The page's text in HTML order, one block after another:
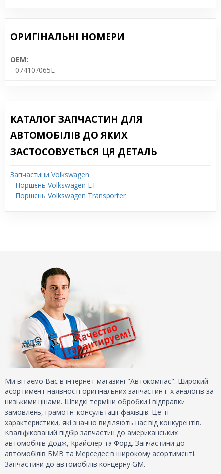
ОРИГІНАЛЬНІ НОМЕРИ
OEM:
074107065E
КАТАЛОГ ЗАПЧАСТИН ДЛЯ
АВТОМОБІЛІВ ДО ЯКИХ
ЗАСТОСОВУЄТЬСЯ ЦЯ ДЕТАЛЬ
Запчастини Volkswagen
Поршень Volkswagen LT
Поршень Volkswagen Transporter
Ми вітаємо Вас в інтернет магазині "Автокомпас". Широкий
асортимент наявності оригінальних запчастин і їх аналогів за
низькими цінами. Швидкі терміни обробки і відправки
замовлень, грамотні консультації фахівців. Це ті
характеристики, які значно виділяють нас від конкурентів.
Кваліфікований підбір запчастин до американських
автомобілів Додж, Крайслер та Форд. Запчастини до
автомобілів БМВ та Мерседес в широкому асортименті.
Запчастини до автомобілів концерну GM.